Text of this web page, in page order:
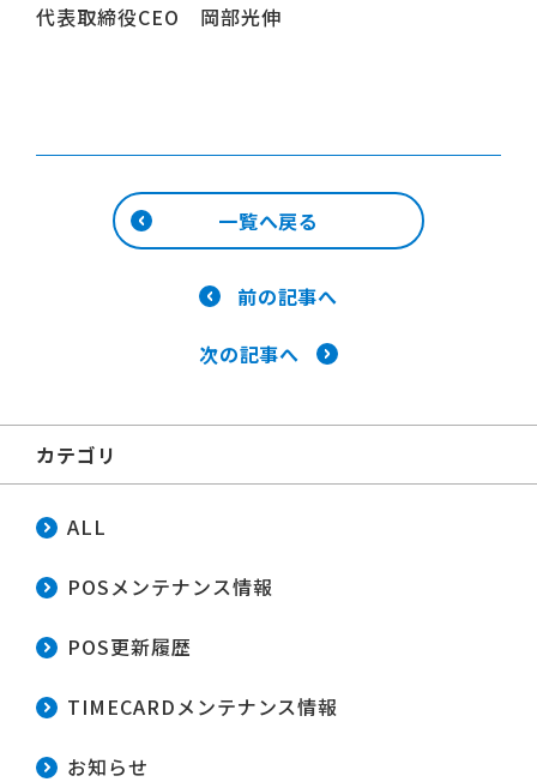
代表取締役CEO 岡部光伸
一覧へ戻る
前の記事へ
次の記事へ
カテゴリ
ALL
POSメンテナンス情報
POS更新履歴
TIMECARDメンテナンス情報
お知らせ